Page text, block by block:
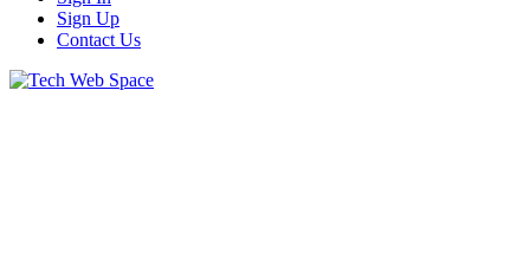
Sign Up
Contact Us